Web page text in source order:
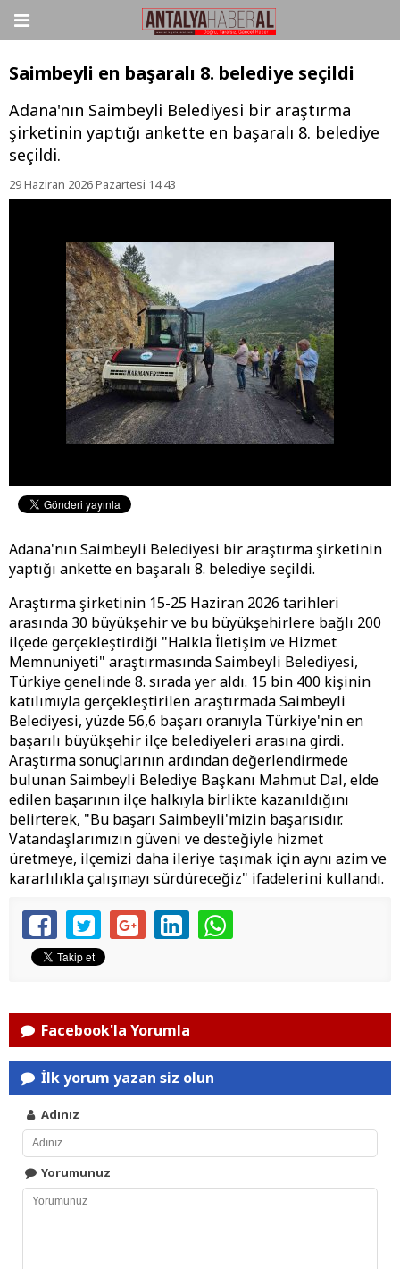
Saimbeyli en başaralı 8. belediye seçildi
Adana'nın Saimbeyli Belediyesi bir araştırma
şirketinin yaptığı ankette en başaralı 8. belediye
seçildi.
29 Haziran 2026 Pazartesi 14:43
Adana'nın Saimbeyli Belediyesi bir araştırma şirketinin
yaptığı ankette en başaralı 8. belediye seçildi.
Araştırma şirketinin 15-25 Haziran 2026 tarihleri
arasında 30 büyükşehir ve bu büyükşehirlere bağlı 200
ilçede gerçekleştirdiği "Halkla İletişim ve Hizmet
Memnuniyeti" araştırmasında Saimbeyli Belediyesi,
Türkiye genelinde 8. sırada yer aldı. 15 bin 400 kişinin
katılımıyla gerçekleştirilen araştırmada Saimbeyli
Belediyesi, yüzde 56,6 başarı oranıyla Türkiye'nin en
başarılı büyükşehir ilçe belediyeleri arasına girdi.
Araştırma sonuçlarının ardından değerlendirmede
bulunan Saimbeyli Belediye Başkanı Mahmut Dal, elde
edilen başarının ilçe halkıyla birlikte kazanıldığını
belirterek, "Bu başarı Saimbeyli'mizin başarısıdır.
Vatandaşlarımızın güveni ve desteğiyle hizmet
üretmeye, ilçemizi daha ileriye taşımak için aynı azim ve
kararlılıkla çalışmayı sürdüreceğiz" ifadelerini kullandı.
Facebook'la Yorumla
İlk yorum yazan siz olun
Adınız
Yorumunuz